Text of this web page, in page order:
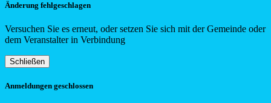
Änderung fehlgeschlagen
Versuchen Sie es erneut, oder setzen Sie sich mit der Gemeinde oder
dem Veranstalter in Verbindung
Schließen
Anmeldungen geschlossen